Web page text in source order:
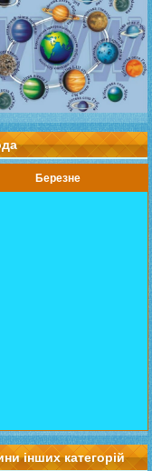
Березне
інших категорій